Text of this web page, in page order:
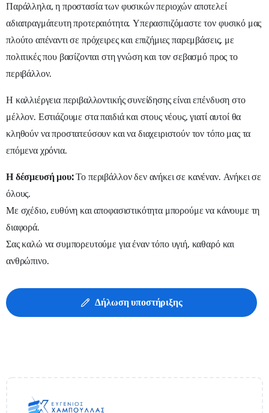
Παράλληλα, η προστασία των φυσικών περιοχών αποτελεί
αδιαπραγμάτευτη προτεραιότητα. Υπερασπιζόμαστε τον φυσικό μας
πλούτο απέναντι σε πρόχειρες και επιζήμιες παρεμβάσεις, με
πολιτικές που βασίζονται στη γνώση και τον σεβασμό προς το
περιβάλλον.
Η καλλιέργεια περιβαλλοντικής συνείδησης είναι επένδυση στο
μέλλον. Εστιάζουμε στα παιδιά και στους νέους, γιατί αυτοί θα
κληθούν να προστατεύσουν και να διαχειριστούν τον τόπο μας τα
επόμενα χρόνια.
Η δέσμευσή μου:Το περιβάλλον δεν ανήκει σε κανέναν. Ανήκει σε
όλους.
Με σχέδιο, ευθύνη και αποφασιστικότητα μπορούμε να κάνουμε τη
διαφορά.
Σας καλώ να συμπορευτούμε για έναν τόπο υγιή, καθαρό και
ανθρώπινο.
Δήλωση υποστήριξης